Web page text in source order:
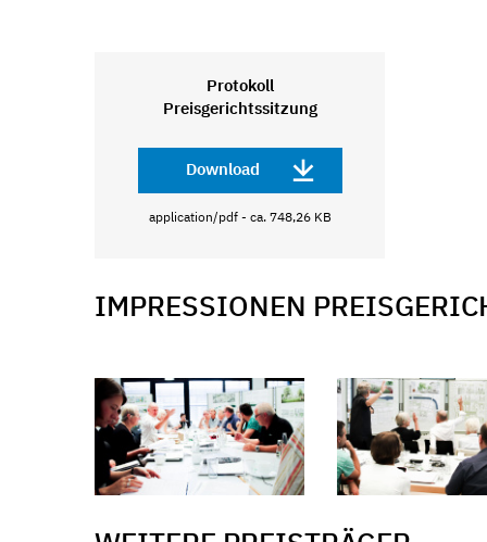
Protokoll
Preisgerichtssitzung
Download
application/pdf - ca. 748,26 KB
IMPRESSIONEN